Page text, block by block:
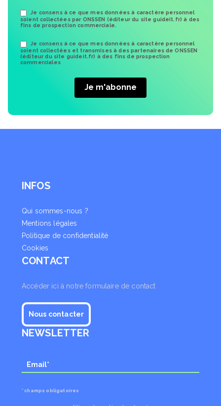
Je consens à ce que mes données à caractère personnel
soient collectées par ONSSEN (éditeur du site guideit.fr) à des
fins de prospection commerciale.
Je consens à ce que mes données à caractère personnel
soient collectées et transmises à des partenaires de ONSSEN
(éditeur du site guideit.fr) à des fins de prospection
commerciales
INFOS
Qui sommes-nous ?
Mentions légales
Politique de confidentialité
Cookies
CONTACT
Accéder ici à notre formulaire de contact
Nous contacter
NEWSLETTER
* champs obligatoires